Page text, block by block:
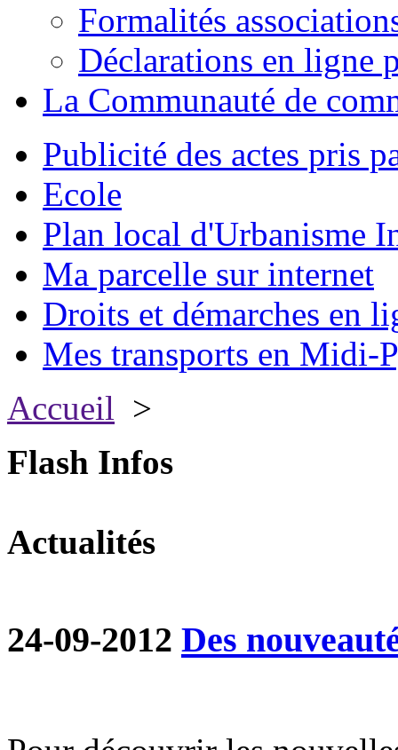
Formalités
Déclarations en ligne
La Communauté de
Publicité des actes pris
Ecole
Plan local d'Urbanisme
Ma parcelle sur internet
Droits et démarches en
Mes transports en Midi-
Accueil >
Flash Infos
Actualités
24-09-2012 Des